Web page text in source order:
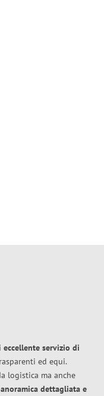
eccellente servizio di
ed equi.
logistica ma anche
dettagliata e